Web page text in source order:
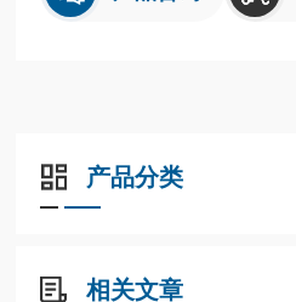
产品分类
相关文章